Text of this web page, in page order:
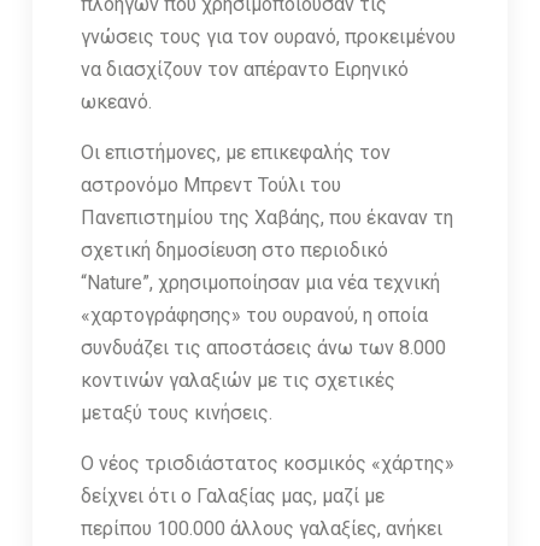
γνώσεις τους για τον ουρανό, προκειμένου
να διασχίζουν τον απέραντο Ειρηνικό
ωκεανό.
Οι επιστήμονες, με επικεφαλής τον
αστρονόμο Μπρεντ Τούλι του
Πανεπιστημίου της Χαβάης, που έκαναν τη
σχετική δημοσίευση στο περιοδικό
“Nature”, χρησιμοποίησαν μια νέα τεχνική
«χαρτογράφησης» του ουρανού, η οποία
συνδυάζει τις αποστάσεις άνω των 8.000
κοντινών γαλαξιών με τις σχετικές
μεταξύ τους κινήσεις.
Ο νέος τρισδιάστατος κοσμικός «χάρτης»
δείχνει ότι ο Γαλαξίας μας, μαζί με
περίπου 100.000 άλλους γαλαξίες, ανήκει